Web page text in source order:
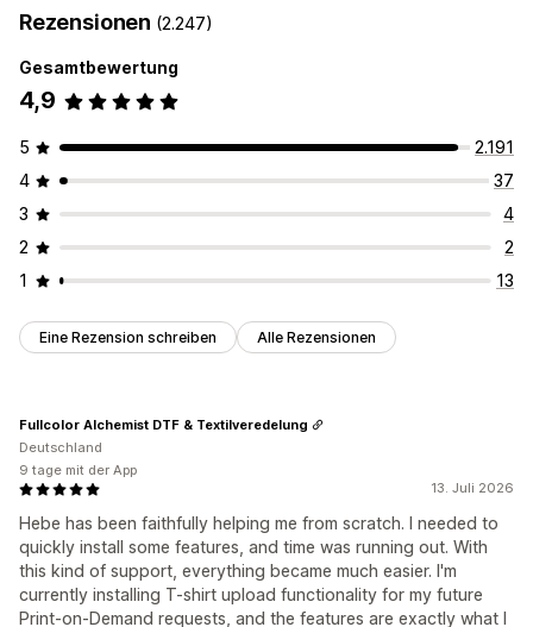
Rezensionen (2.247)
Gesamtbewertung
4,9
5
2.191
4
37
3
4
2
2
1
13
Eine Rezension schreiben Alle Rezensionen
13. Juli 2026
Hebe has been faithfully helping me from scratch. I needed to
quickly install some features, and time was running out. With
this kind of support, everything became much easier. I'm
currently installing T-shirt upload functionality for my future
Print-on-Demand requests, and the features are exactly what I
Fullcolor Alchemist DTF & Textilveredelung
Deutschland
9 tage mit der App